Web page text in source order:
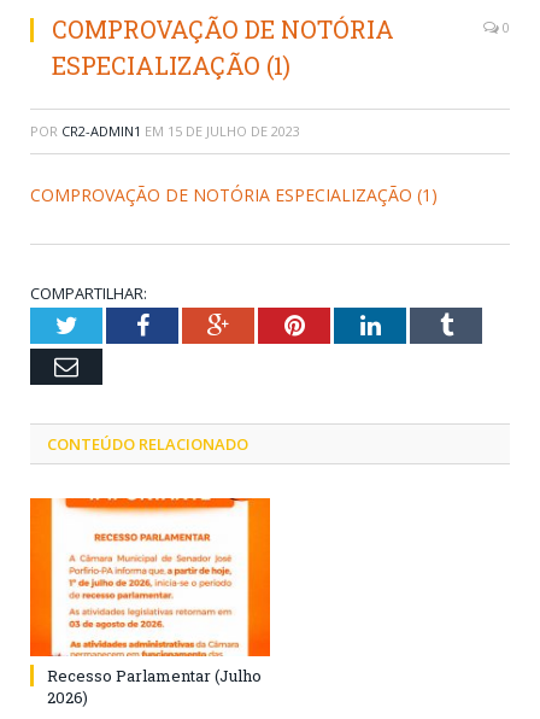
COMPROVAÇÃO DE NOTÓRIA
ESPECIALIZAÇÃO (1)
0
POR CR2-ADMIN1 EM 15 DE JULHO DE 2023
COMPROVAÇÃO DE NOTÓRIA ESPECIALIZAÇÃO (1)
COMPARTILHAR:
TwitterFacebookGoogle+PinterestLinkedInTumblr
Email
CONTEÚDO RELACIONADO
Recesso Parlamentar (Julho
2026)